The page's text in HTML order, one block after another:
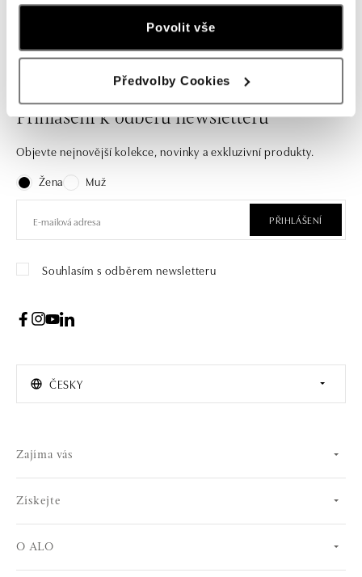
Povolit vše
Předvolby Cookies
stylových kousků na každý den.
Přihlášení k odběru newsletteru
Objevte nejnovější kolekce, novinky a exkluzivní produkty.
Žena
Muž
PŘIHLÁŠENÍ
Souhlasím s odběrem newsletteru
ČESKY
Zajíma vás
Získejte
O ALO